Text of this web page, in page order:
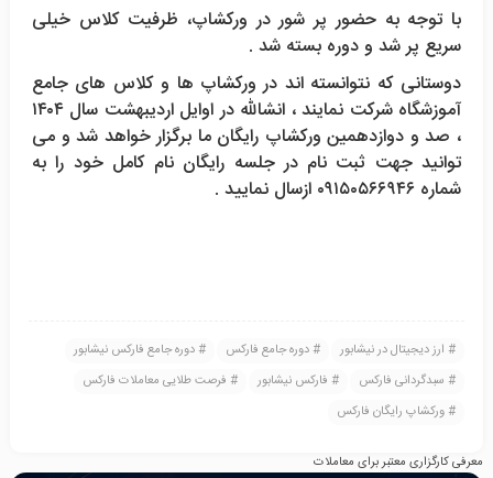
با توجه به حضور پر شور در ورکشاپ، ظرفیت کلاس خیلی
سریع پر شد و دوره بسته شد .
دوستانی که نتوانسته اند در ورکشاپ ها و کلاس های جامع
آموزشگاه شرکت نمایند ، انشالله در اوایل اردیبهشت سال ۱۴۰۴
، صد و دوازدهمین ورکشاپ رایگان ما برگزار خواهد شد و می
توانید جهت ثبت نام در جلسه رایگان نام کامل خود را به
شماره ۰۹۱۵۰۵۶۶۹۴۶ ازسال نمایید .
ارز دیجیتال در نیشابور دوره جامع فارکس
دوره جامع فارکس نیشابور
سبدگردانی فارکس
فارکس نیشابور
فرصت طلایی معاملات فارکس
ورکشاپ رایگان فارکس
معرفی کارگزاری معتبر برای معاملات